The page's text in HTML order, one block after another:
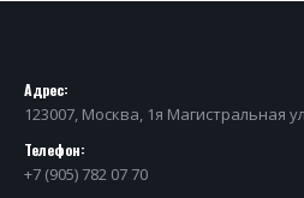
Адрес:
123007, Москва, 1я Магистральная
Телефон:
+7 (905) 782 07 70